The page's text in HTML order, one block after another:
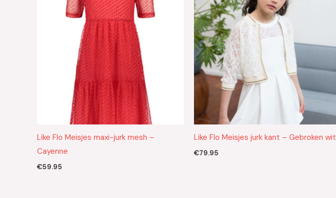
Like Flo Meisjes maxi-jurk mesh –
Cayenne
€59.95
Like Flo Meisjes jurk kant – Gebroken wit
€79.95